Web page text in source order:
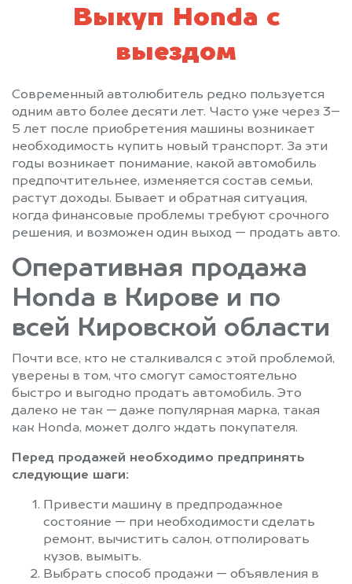
Выкуп Honda с
выездом
Современный автолюбитель редко пользуется
одним авто более десяти лет. Часто уже через 3–
5 лет после приобретения машины возникает
необходимость купить новый транспорт. За эти
годы возникает понимание, какой автомобиль
предпочтительнее, изменяется состав семьи,
растут доходы. Бывает и обратная ситуация,
когда финансовые проблемы требуют срочного
решения, и возможен один выход — продать авто.
Оперативная продажа
Honda в Кирове и по
всей Кировской области
Почти все, кто не сталкивался с этой проблемой,
уверены в том, что смогут самостоятельно
быстро и выгодно продать автомобиль. Это
далеко не так — даже популярная марка, такая
как Honda, может долго ждать покупателя.
Перед продажей необходимо предпринять
следующие шаги:
Привести машину в предпродажное
состояние — при необходимости сделать
ремонт, вычистить салон, отполировать
кузов, вымыть.
Выбрать способ продажи — объявления в